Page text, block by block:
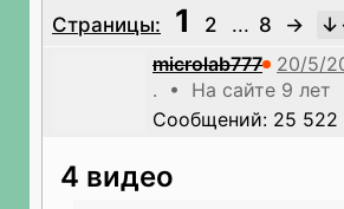
Страницы: 1 2 ... 8
→
microlab777
. • На сайте 9 лет
Сообщений: 25 522
4 видео